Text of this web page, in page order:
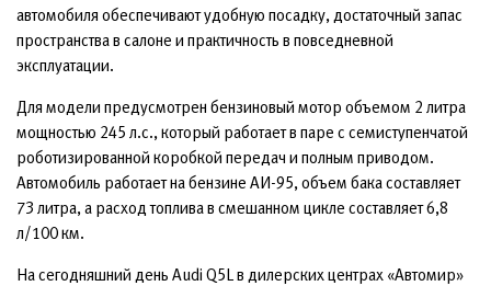
автомобиля обеспечивают удобную посадку, достаточный запас
пространства в салоне и практичность в повседневной
эксплуатации.
Для модели предусмотрен бензиновый мотор объемом 2 литра
мощностью 245 л.с., который работает в паре с семиступенчатой
роботизированной коробкой передач и полным приводом.
Автомобиль работает на бензине АИ-95, объем бака составляет
73 литра, а расход топлива в смешанном цикле составляет 6,8
л/100 км.
На сегодняшний день Audi Q5L в дилерских центрах «Автомир»